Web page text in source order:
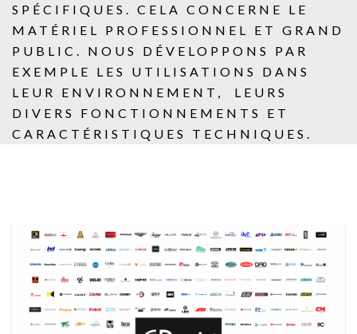
SPÉCIFIQUES. CELA CONCERNE LE
MATÉRIEL PROFESSIONNEL ET GRAND
PUBLIC. NOUS DÉVELOPPONS PAR
EXEMPLE LES UTILISATIONS DANS
LEUR ENVIRONNEMENT, LEURS
DIVERS FONCTIONNEMENTS ET
CARACTÉRISTIQUES TECHNIQUES.